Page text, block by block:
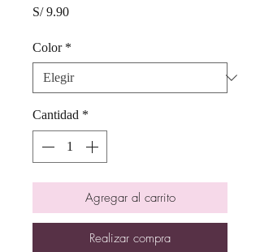
S/ 9.90Precio
Color *
Cantidad *
Agregar al carrito
Realizar compra